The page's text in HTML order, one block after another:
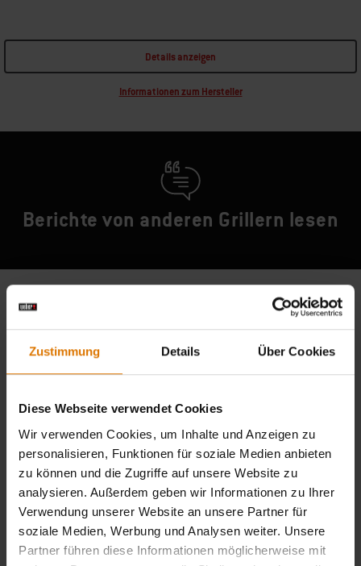
Zustimmung Details Über Cookies
Diese Webseite verwendet Cookies
Wir verwenden Cookies, um Inhalte und Anzeigen zu
personalisieren, Funktionen für soziale Medien anbieten
zu können und die Zugriffe auf unsere Website zu
analysieren. Außerdem geben wir Informationen zu Ihrer
Verwendung unserer Website an unsere Partner für
soziale Medien, Werbung und Analysen weiter. Unsere
Partner führen diese Informationen möglicherweise mit
Details anzeigen
Informationen zum Hersteller
Berichte von anderen Grillern lesen